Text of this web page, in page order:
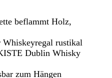
beflammt Holz,
rustikal
Dublin Whisky
zum Hängen